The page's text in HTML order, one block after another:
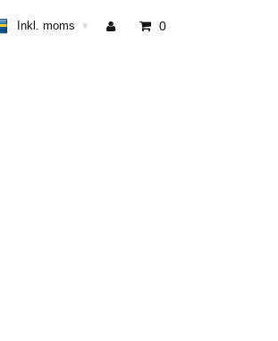
Inkl. moms ▾ 0